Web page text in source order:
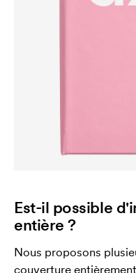
Est-il possible
entière ?
Nous proposons
couverture